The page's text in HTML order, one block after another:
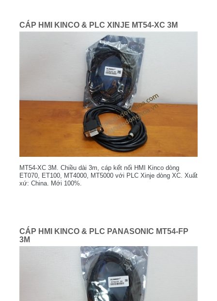
CÁP HMI KINCO & PLC XINJE MT54-XC 3M
MT54-XC 3M. Chiều dài 3m, cáp kết nối HMI Kinco dòng
ET070, ET100, MT4000, MT5000 với PLC Xinje dòng XC. Xuất
xứ: China. Mới 100%.
CÁP HMI KINCO & PLC PANASONIC MT54-FP
3M